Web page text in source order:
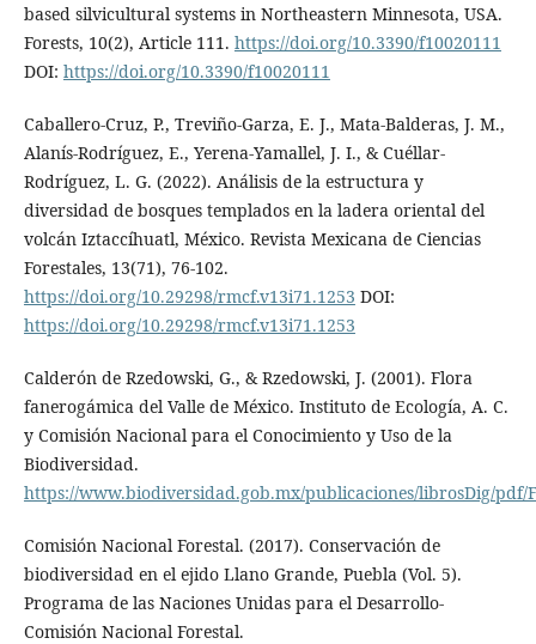
based silvicultural systems in Northeastern Minnesota, USA.
Forests, 10(2), Article 111. https://doi.org/10.3390/f10020111
DOI: https://doi.org/10.3390/f10020111
Caballero-Cruz, P., Treviño-Garza, E. J., Mata-Balderas, J. M.,
Alanís-Rodríguez, E., Yerena-Yamallel, J. I., & Cuéllar-
Rodríguez, L. G. (2022). Análisis de la estructura y
diversidad de bosques templados en la ladera oriental del
volcán Iztaccíhuatl, México. Revista Mexicana de Ciencias
Forestales, 13(71), 76-102.
https://doi.org/10.29298/rmcf.v13i71.1253 DOI:
https://doi.org/10.29298/rmcf.v13i71.1253
Calderón de Rzedowski, G., & Rzedowski, J. (2001). Flora
fanerogámica del Valle de México. Instituto de Ecología, A. C.
y Comisión Nacional para el Conocimiento y Uso de la
Biodiversidad.
https://www.biodiversidad.gob.mx/publicaciones/librosDig/pdf/
Comisión Nacional Forestal. (2017). Conservación de
biodiversidad en el ejido Llano Grande, Puebla (Vol. 5).
Programa de las Naciones Unidas para el Desarrollo-
Comisión Nacional Forestal.